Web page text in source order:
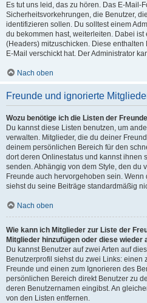
Es tut uns leid, das zu hören. Das E-Mail-
Sicherheitsvorkehrungen, die Benutzer,
identifizieren sollen. Du solltest einem
du bekommen hast, weiterleiten. Dabei
(Headers) mitzuschicken. Diese
E-Mail verschickt hat. Der Administrator
Nach oben
Freunde und ignorierte
Wozu benötige ich die Listen der
Du kannst diese Listen benutzen, um
verwalten. Mitglieder, die du deiner
deinem persönlichen Bereich für den
dort deren Onlinestatus und kannst ihnen
senden. Abhängig von dem Style, den du
Freunde auch hervorgehoben sein.
siehst du seine Beiträge standardmäßig
Nach oben
Wie kann ich Mitglieder zur Liste der
Mitglieder hinzufügen oder diese wieder
Du kannst Benutzer auf zwei Arten auf
Benutzerprofil siehst du zwei Links: einen
Freunde und einen zum Ignorieren des
persönlichen Bereich direkt Benutzer zu
deren Benutzernamen eingibst. An
von den Listen entfernen.